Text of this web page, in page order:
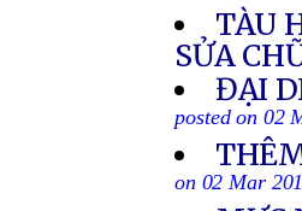
TÀU
SỬA
ĐẠI
posted on 02
on 02 Mar